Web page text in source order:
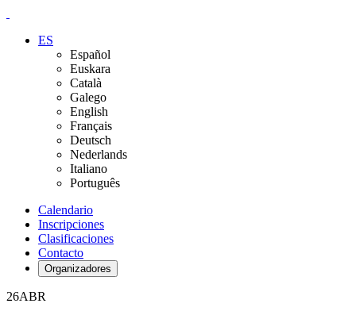
ES
Español
Euskara
Català
Galego
English
Français
Deutsch
Nederlands
Italiano
Português
Calendario
Inscripciones
Clasificaciones
Contacto
Organizadores
26ABR